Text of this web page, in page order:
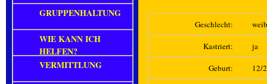
Geschlecht:
Kastriert: ja
Geburt: 12/
GRUPPENHALTUNG
WIE KANN ICH
HELFEN?
VERMITTLUNG